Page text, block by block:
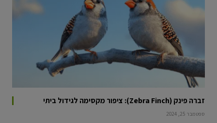
זברה פינק (Zebra Finch): ציפור מקסימה לגידול ביתי
ספטמבר 25, 2024